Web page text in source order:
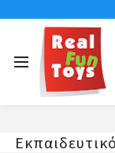
Αρχική σελίδα